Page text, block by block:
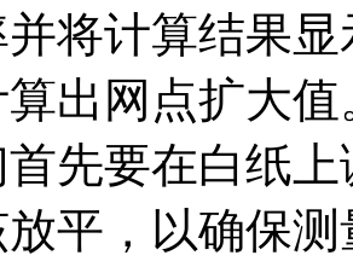
并将计算结果
出网点扩大
先要在白纸
平，以确保